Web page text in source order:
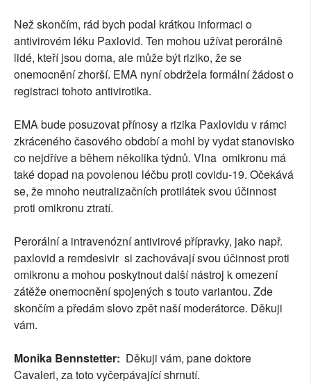
Než skončím, rád bych podal krátkou informaci o
antivirovém léku Paxlovid. Ten mohou užívat perorálně
lidé, kteří jsou doma, ale může být riziko, že se
onemocnění zhorší. EMA nyní obdržela formální žádost o
registraci tohoto antivirotika.
EMA bude posuzovat přínosy a rizika Paxlovidu v rámci
zkráceného časového období a mohl by vydat stanovisko
co nejdříve a během několika týdnů. Vlna omikronu má
také dopad na povolenou léčbu proti covidu-19. Očekává
se, že mnoho neutralizačních protilátek svou účinnost
proti omikronu ztratí.
Perorální a intravenózní antivirové přípravky, jako např.
paxlovid a remdesivir si zachovávají svou účinnost proti
omikronu a mohou poskytnout další nástroj k omezení
zátěže onemocnění spojených s touto variantou. Zde
skončím a předám slovo zpět naší moderátorce. Děkuji
vám.
Monika Bennstetter: Děkuji vám, pane doktore
Cavaleri, za toto vyčerpávající shrnutí.